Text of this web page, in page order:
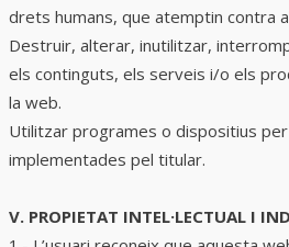
drets humans, que atemptin contra
Destruir, alterar, inutilitzar,
els continguts, els serveis i/o els
la web.
Utilitzar programes o dispositius
implementades pel titular.
V. PROPIETAT INTEL·LECTUAL I